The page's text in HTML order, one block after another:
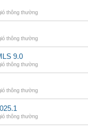
thông thường
thông thường
9.0
thông thường
thông thường
thông thường